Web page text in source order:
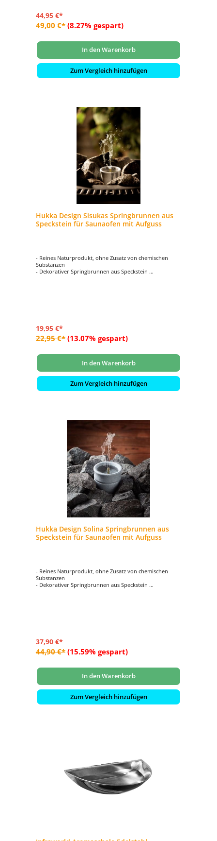
44,95 €*
49,00 €* (8.27% gespart)
In den Warenkorb
Zum Vergleich hinzufügen
Hukka Design Sisukas Springbrunnen aus
Speckstein für Saunaofen mit Aufguss
- Reines Naturprodukt, ohne Zusatz von chemischen
Substanzen
- Dekorativer Springbrunnen aus Speckstein
19,95 €*
22,95 €* (13.07% gespart)
In den Warenkorb
Zum Vergleich hinzufügen
Hukka Design Solina Springbrunnen aus
Speckstein für Saunaofen mit Aufguss
- Reines Naturprodukt, ohne Zusatz von chemischen
Substanzen
- Dekorativer Springbrunnen aus Speckstein
37,90 €*
44,90 €* (15.59% gespart)
In den Warenkorb
Zum Vergleich hinzufügen